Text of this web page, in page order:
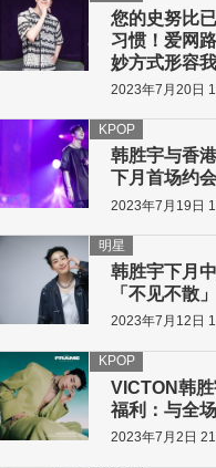
您的史努比
习惯！爱网
妙方式形容我
2023年7月20日
韩胜宇与香
下月首场约会
KPOP
2023年7月19日
韩胜宇下月
「不见不散」
明星
2023年7月12日
VICTON韩
福利：与全
KPOP
2023年7月2日